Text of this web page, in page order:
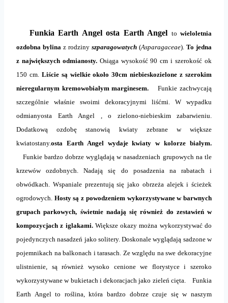
Funkia Earth Angel osta Earth Angel towieloletnia
ozdobna bylina z rodziny szparagowatych (Asparagaceae). To jedna
z największych odmianosty. Osiąga wysokość 90 cm i szerokość ok
150 cm. Liście są wielkie około 30cm niebieskozielone z szerokim
nieregularnym kremowobiałym marginesem. Funkie zachwycają
szczególnie właśnie swoimi dekoracyjnymi liśćmi. W wypadku
odmianyosta Earth Angel , o zielono-niebieskim zabarwieniu.
Dodatkową ozdobę stanowią kwiaty zebrane w większe
kwiatostany.osta Earth Angel wydaje kwiaty w kolorze białym.
Funkie bardzo dobrze wyglądają w nasadzeniach grupowych na tle
krzewów ozdobnych. Nadają się do posadzenia na rabatach i
obwódkach. Wspaniale prezentują się jako obrzeża alejek i ścieżek
ogrodowych. Hosty są z powodzeniem wykorzystywane w barwnych
grupach parkowych, świetnie nadają się również do zestawień w
kompozycjach z iglakami.Większe okazy można wykorzystywać do
pojedynczych nasadzeń jako solitery. Doskonale wyglądają sadzone w
pojemnikach na balkonach i tarasach. Ze względu na swe dekoracyjne
ulistnienie, są również wysoko cenione we florystyce i szeroko
wykorzystywane w bukietach i dekoracjach jako zieleń cięta. Funkia
Earth Angel to roślina, która bardzo dobrze czuje się w naszym